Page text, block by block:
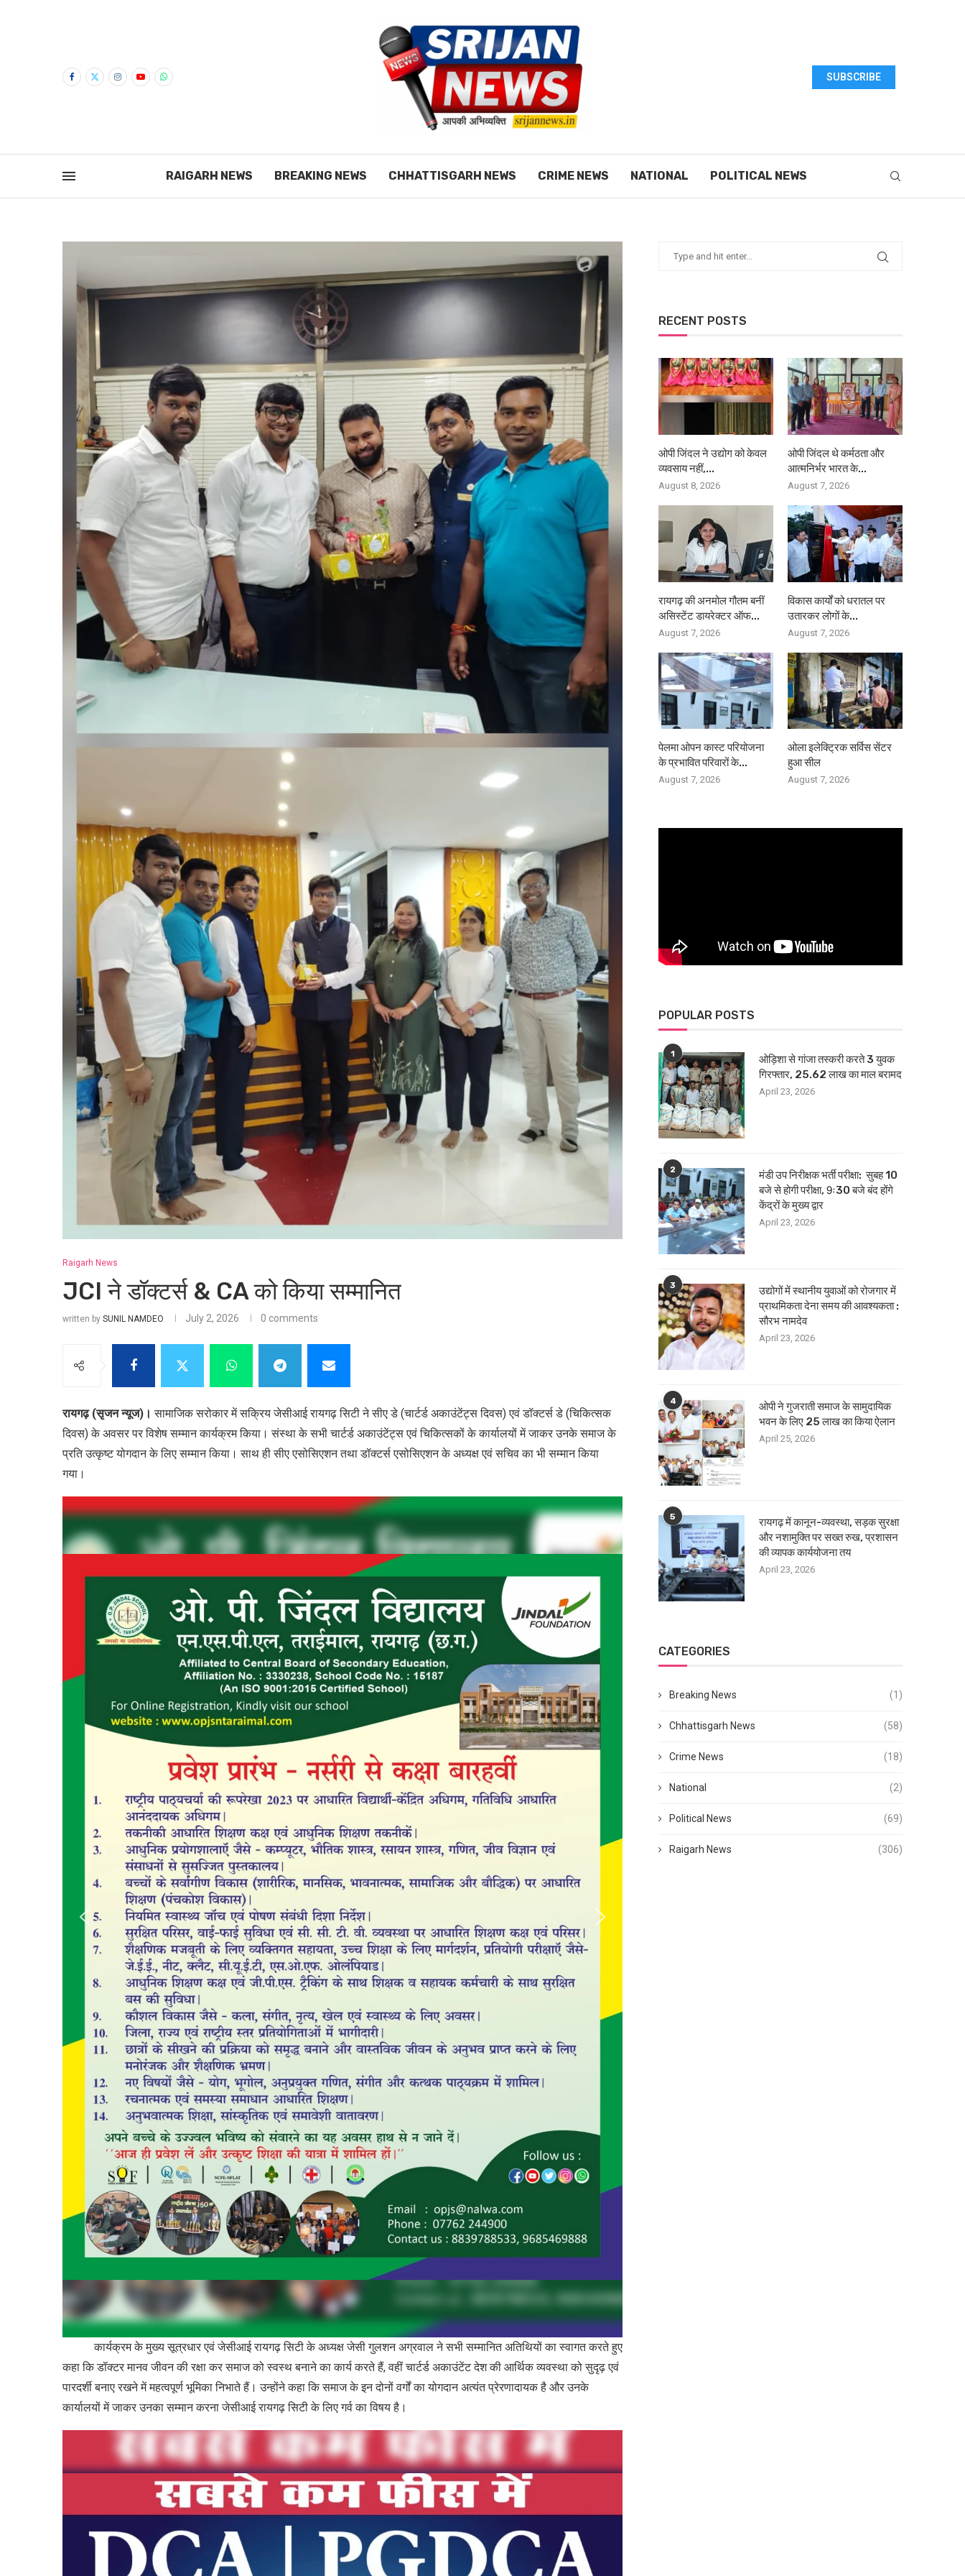
SUBSCRIBE
RAIGARH NEWS BREAKING NEWS CHHATTISGARH NEWS CRIME NEWS NATIONAL POLITICAL NEWS
Raigarh News
JCI ने डॉक्टर्स & CA को किया सम्मानित
written by SUNIL NAMDEO July 2, 2026 0 comments
रायगढ़ (सृजन न्यूज)।सामाजिक सरोकार में सक्रिय जेसीआई रायगढ़ सिटी ने सीए डे (चार्टर्ड अकाउंटेंट्स दिवस) एवं डॉक्टर्स डे (चिकित्सक
दिवस) के अवसर पर विशेष सम्मान कार्यक्रम किया। संस्था के सभी चार्टर्ड अकाउंटेंट्स एवं चिकित्सकों के कार्यालयों में जाकर उनके समाज के
प्रति उत्कृष्ट योगदान के लिए सम्मान किया। साथ ही सीए एसोसिएशन तथा डॉक्टर्स एसोसिएशन के अध्यक्ष एवं सचिव का भी सम्मान किया
गया।
कार्यक्रम के मुख्य सूत्रधार एवं जेसीआई रायगढ़ सिटी के अध्यक्ष जेसी गुलशन अग्रवाल ने सभी सम्मानित अतिथियों का स्वागत करते हुए
कहा कि डॉक्टर मानव जीवन की रक्षा कर समाज को स्वस्थ बनाने का कार्य करते हैं, वहीं चार्टर्ड अकाउंटेंट देश की आर्थिक व्यवस्था को सुदृढ़ एवं
पारदर्शी बनाए रखने में महत्वपूर्ण भूमिका निभाते हैं। उन्होंने कहा कि समाज के इन दोनों वर्गों का योगदान अत्यंत प्रेरणादायक है और उनके
कार्यालयों में जाकर उनका सम्मान करना जेसीआई रायगढ़ सिटी के लिए गर्व का विषय है।
RECENT POSTS
ओपी जिंदल ने उद्योग को केवल
व्यवसाय नहीं,...
August 8, 2026
ओपी जिंदल थे कर्मठता और
आत्मनिर्भर भारत के...
August 7, 2026
रायगढ़ की अनमोल गौतम बनीं
असिस्टेंट डायरेक्टर ऑफ...
August 7, 2026
विकास कार्यों को धरातल पर
उतारकर लोगों के...
August 7, 2026
पेलमा ओपन कास्ट परियोजना
के प्रभावित परिवारों के...
August 7, 2026
ओला इलेक्ट्रिक सर्विस सेंटर
हुआ सील
August 7, 2026
POPULAR POSTS
1
ओड़िशा से गांजा तस्करी करते 3 युवक
गिरफ्तार, 25.62 लाख का माल बरामद
April 23, 2026
2
मंडी उप निरीक्षक भर्ती परीक्षा: सुबह 10
बजे से होगी परीक्षा, 9ः30 बजे बंद होंगे
केंद्रों के मुख्य द्वार
April 23, 2026
3
उद्योगों में स्थानीय युवाओं को रोजगार में
प्राथमिकता देना समय की आवश्यकता :
सौरभ नामदेव
April 23, 2026
4
ओपी ने गुजराती समाज के सामुदायिक
भवन के लिए 25 लाख का किया ऐलान
April 25, 2026
5
रायगढ़ में कानून-व्यवस्था, सड़क सुरक्षा
और नशामुक्ति पर सख्त रुख, प्रशासन
की व्यापक कार्ययोजना तय
April 23, 2026
CATEGORIES
Breaking News (1)
Chhattisgarh News (58)
Crime News (18)
National (2)
Political News (69)
Raigarh News (306)